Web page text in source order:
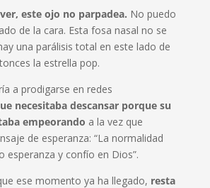
este ojo no parpadea. No puedo
de la cara. Esta fosa nasal no se
una parálisis total en este lado de
la estrella pop.
a prodigarse en redes
necesitaba descansar porque su
empeorando a la vez que
de esperanza: “La normalidad
esperanza y confío en Dios”.
ese momento ya ha llegado, resta